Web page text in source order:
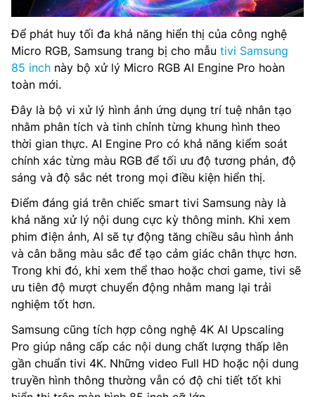
Để phát huy tối đa khả năng hiển thị của công nghệ
Micro RGB, Samsung trang bị cho mẫu tivi Samsung
85 inch này bộ xử lý Micro RGB AI Engine Pro hoàn
toàn mới.
Đây là bộ vi xử lý hình ảnh ứng dụng trí tuệ nhân tạo
nhằm phân tích và tinh chỉnh từng khung hình theo
thời gian thực. AI Engine Pro có khả năng kiểm soát
chính xác từng màu RGB để tối ưu độ tương phản, độ
sáng và độ sắc nét trong mọi điều kiện hiển thị.
Điểm đáng giá trên chiếc smart tivi Samsung này là
khả năng xử lý nội dung cực kỳ thông minh. Khi xem
phim điện ảnh, AI sẽ tự động tăng chiều sâu hình ảnh
và cân bằng màu sắc để tạo cảm giác chân thực hơn.
Trong khi đó, khi xem thể thao hoặc chơi game, tivi sẽ
ưu tiên độ mượt chuyển động nhằm mang lại trải
nghiệm tốt hơn.
Samsung cũng tích hợp công nghệ 4K AI Upscaling
Pro giúp nâng cấp các nội dung chất lượng thấp lên
gần chuẩn tivi 4K. Những video Full HD hoặc nội dung
truyền hình thông thường vẫn có độ chi tiết tốt khi